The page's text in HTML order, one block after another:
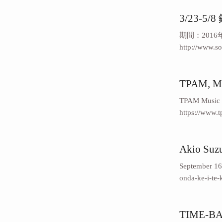
3/23-5/8
期間：2016
http://
TPAM,
TPAM
https://
Akio
September
onda-ke-i-te-
TIME-